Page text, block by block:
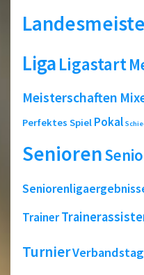
LigaLigastart
Meisterschaften
Perfektes Spiel Pokal
Senioren
Trainer
TurnierVerbandstag